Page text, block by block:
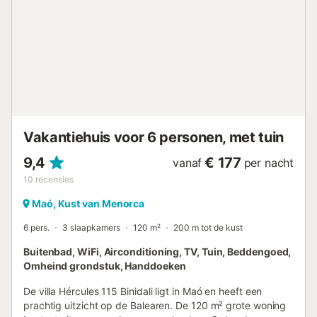
Vakantiehuis voor 6 personen, met tuin
9,4
10 recensies
vanaf € 177 per nacht
Maó, Kust van Menorca
6 pers. 3 slaapkamers 120 m² 200 m tot de kust
Buitenbad, WiFi, Airconditioning, TV, Tuin, Beddengoed,
Omheind grondstuk, Handdoeken
De villa Hércules 115 Binidali ligt in Maó en heeft een
prachtig uitzicht op de Balearen. De 120 m² grote woning